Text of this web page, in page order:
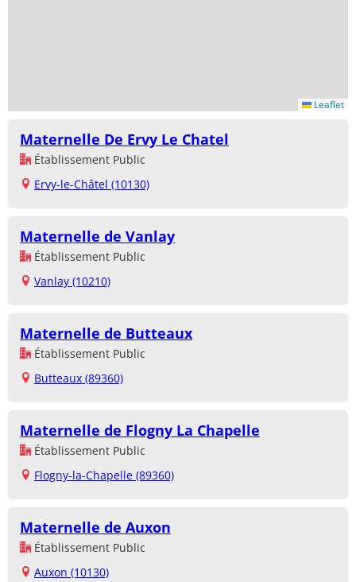
Leaflet
Maternelle De Ervy Le Chatel
Établissement Public
Ervy-le-Châtel (10130)
Maternelle de Vanlay
Établissement Public
Vanlay (10210)
Maternelle de Butteaux
Établissement Public
Butteaux (89360)
Maternelle de Flogny La Chapelle
Établissement Public
Flogny-la-Chapelle (89360)
Maternelle de Auxon
Établissement Public
Auxon (10130)